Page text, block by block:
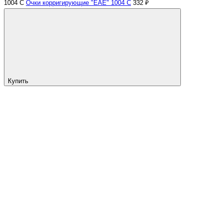
1004 С Очки корригирующие "EAE" 1004 С 332 ₽
Купить